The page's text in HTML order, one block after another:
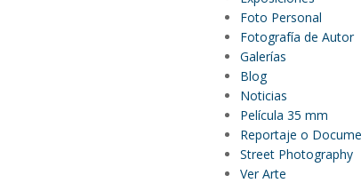
Foto Personal
Fotografía de Autor
Galerías
Blog
Noticias
Película 35 mm
Reportaje o
Street Photography
Ver Arte